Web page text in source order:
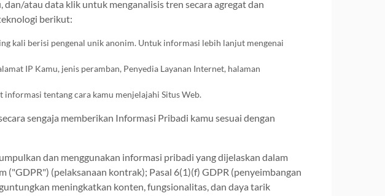
atau data klik untuk menganalisis tren secara agregat dan
berikut:
kali berisi pengenal unik anonim. Untuk informasi lebih lanjut mengenai
IP Kamu, jenis peramban, Penyedia Layanan Internet, halaman
tentang cara kamu menjelajahi Situs Web.
sengaja memberikan Informasi Pribadi kamu sesuai dengan
dan menggunakan informasi pribadi yang dijelaskan dalam
(pelaksanaan kontrak); Pasal 6(1)(f) GDPR (penyeimbangan
meningkatkan konten, fungsionalitas, dan daya tarik